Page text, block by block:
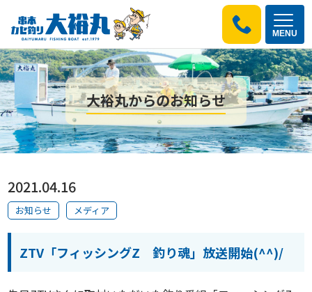
MENU
大裕丸からのお知らせ
2021.04.16
お知らせ メディア
ZTV「フィッシングZ 釣り魂」放送開始(^^)/